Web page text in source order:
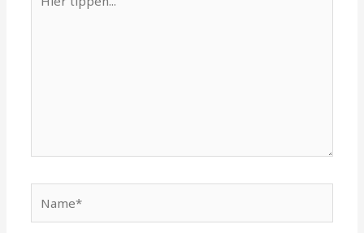
tippen...